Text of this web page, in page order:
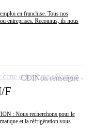
en franchise. Tous nos
entreprises. Reconnus, ils nous
F
: Nous recherchons pour le
et la réfrigération vous
CDINon renseigné
cette offre à ma sélection